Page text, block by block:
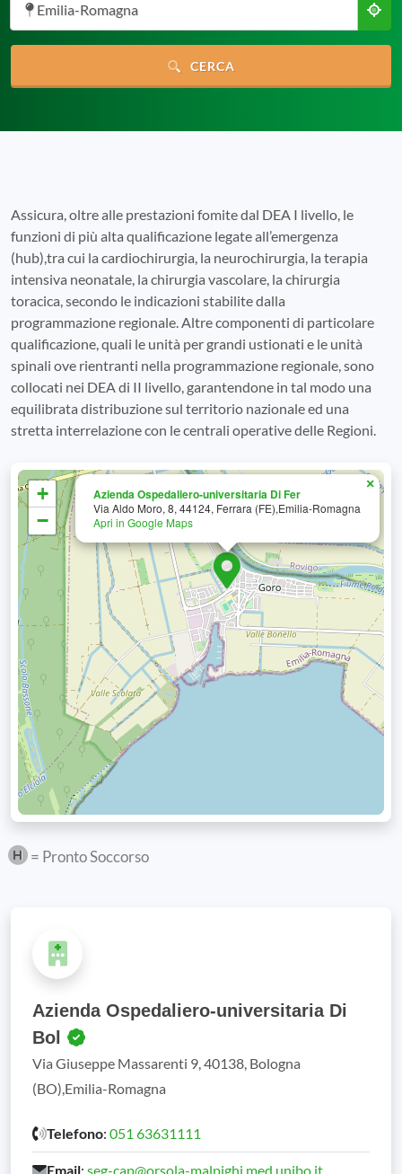
Emilia-Romagna
CERCA
Assicura, oltre alle prestazioni fomite dal DEA I livello, le
funzioni di più alta qualificazione legate all’emergenza
(hub),tra cui la cardiochirurgia, la neurochirurgia, la terapia
intensiva neonatale, la chirurgia vascolare, la chirurgia
toracica, secondo le indicazioni stabilite dalla
programmazione regionale. Altre componenti di particolare
qualificazione, quali le unità per grandi ustionati e le unità
spinali ove rientranti nella programmazione regionale, sono
collocati nei DEA di II livello, garantendone in tal modo una
equilibrata distribuzione sul territorio nazionale ed una
stretta interrelazione con le centrali operative delle Regioni.
Azienda Ospedaliero-universitaria Di Fer
Via Aldo Moro, 8, 44124, Ferrara (FE),Emilia-Romagna
Apri in Google Maps
×
+
−
= Pronto Soccorso
Azienda Ospedaliero-universitaria Di
Bol
Via Giuseppe Massarenti 9, 40138, Bologna
(BO),Emilia-Romagna
Telefono: 051 63631111
Email: seg-cap@orsola-malpighi.med.unibo.it